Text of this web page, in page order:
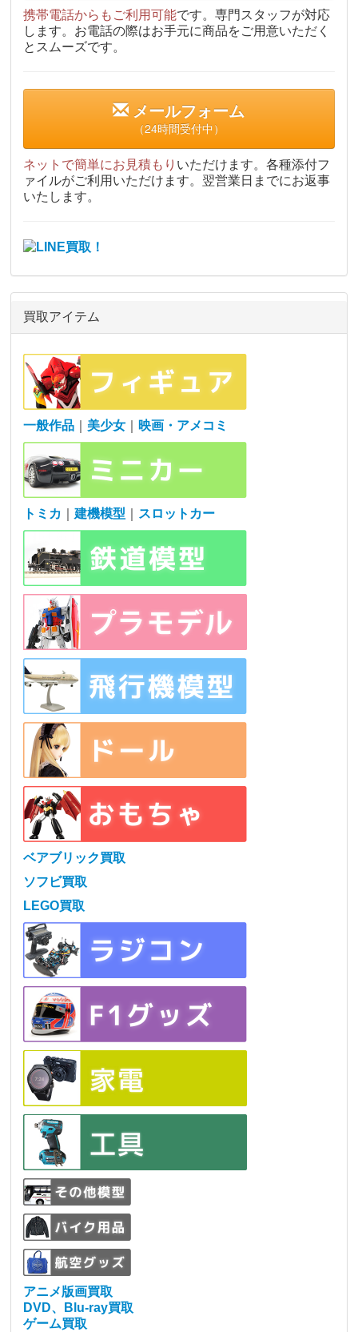
携帯電話からもご利用可能です。専門スタッフが対応
します。お電話の際はお手元に商品をご用意いただく
とスムーズです。
メールフォーム
（24時間受付中）
ネットで簡単にお見積もり いただけます。各種添付フ
ァイルがご利用いただけます。翌営業日までにお返事
いたします。
買取アイテム
一般作品 美少女 映画・アメコミ
トミカ ｜建機模型 スロットカー
ベアブリック買取
ソフビ買取
LEGO買取
アニメ版画買取
DVD、Blu-ray買取
ゲーム買取